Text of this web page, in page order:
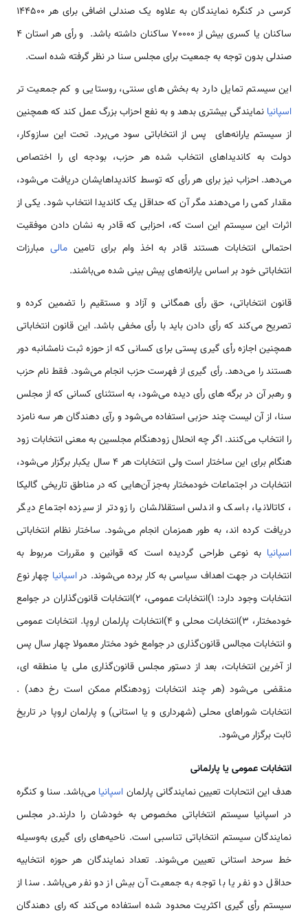
کرسی در کنگره نمایندگان به علاوه یک صندلی اضافی برای هر 144500
ساکنان یا کسری بیش از 70000 ساکنان داشته باشد. و رأی هر استان 4
صندلی بدون توجه به جمعیت برای مجلس سنا در نظر گرفته شده است.
این سیستم تمایل دارد به بخش های سنتی، روستایی و کم جمعیت تر
اسپانیا نمایندگی بیشتری بدهد و به نفع احزاب بزرگ عمل کند که همچنین
از سیستم یارانه‌های پس از انتخاباتی سود می‌برد. تحت این سازوکار،
دولت به کاندیداهای انتخاب شده هر حزب، بودجه ای را اختصاص
می‌دهد. احزاب نیز برای هر رأی که توسط کاندیداهایشان دریافت می‌شود،
مقدار کمی را می‌دهند مگر آن که حداقل یک کاندیدا انتخاب شود. یکی از
اثرات این سیستم این است که، احزابی که قادر به نشان دادن موفقیت
احتمالی انتخابات هستند قادر به اخذ وام برای تامینمالی مبارزات
انتخاباتی خود بر اساس یارانه‌های پیش بینی شده می‌باشند.
قانون انتخاباتی، حق رأی همگانی و آزاد و مستقیم را تضمین کرده و
تصریح می‌کند که رأی دادن باید با رأی مخفی باشد. این قانون انتخاباتی
همچنین اجازه رأی گیری پستی برای کسانی که از حوزه ثبت نامشانبه دور
هستند را می‌دهد. رأی گیری از فهرست حزب انجام می‌شود. فقط نام حزب
و رهبر آن در برگه های رأی دیده می‌شود، به استثنای کسانی که از مجلس
سنا، از آن لیست چند حزبی استفاده می‌شود و رآی دهندگان هر سه نامزد
را انتخاب می‌کنند. اگر چه انحلال زودهنگام مجلسین به معنی انتخابات زود
هنگام برای این ساختار است ولی انتخابات هر 4 سال یکبار برگزار می‌شود،
انتخابات در اجتماعات خودمختار به‌جز آن‌هایی که در مناطق تاریخی گالیکا
، کاتالانیا، باسک و اندلس استقلالشان را زودتر از سیزده اجتماع دیگر
دریافت کرده اند، به طور همزمان انجام می‌شود. ساختار نظام انتخاباتی
اسپانیا به نوعی طراحی گردیده است که قوانین و مقررات مربوط به
انتخابات در جهت اهداف سیاسی به کار برده می‌شوند. دراسپانیا چهار نوع
انتخابات وجود دارد: 1)انتخابات عمومی، 2)انتخابات قانون‌گذاران در جوامع
خودمختار، 3)انتخابات محلی و 4)انتخابات پارلمان اروپا. انتخابات عمومی
و انتخابات مجالس قانون‌گذاری در جوامع خود مختار معمولا چهار سال پس
از آخرین انتخابات، بعد از دستور مجلس قانون‌گذاری ملی یا منطقه ای،
منقضی می‌شود (هر چند انتخابات زودهنگام ممکن است رخ دهد) .
انتخابات شوراهای محلی (شهرداری و یا استانی) و پارلمان اروپا در تاریخ
ثابت برگزار می‌شود.
انتخابات عمومی یا پارلمانی
هدف این انتحابات تعیین نمایندگانی پارلمان اسپانیا می‌باشد. سنا و کنگره
در اسپانیا سیستم انتخاباتی مخصوص به خودشان را دارند.در مجلس
نمایندگان سیستم انتخاباتی تناسبی است. ناحیه‌های رای گیری به‌وسیله
خط سرحد استانی تعیین می‌شوند. تعداد نمایندگان هر حوزه انتخابیه
حداقل دو نفر یا با توجه به جمعیت آن بیش از دو نفر می‌باشد. سنا از
سیستم رأی گیری اکثریت محدود شده استفاده می‌کند که رای دهندگان